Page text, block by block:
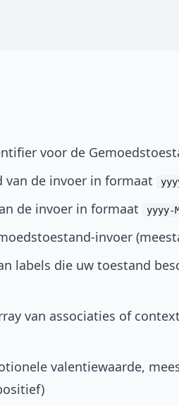
voor de
van de invoer in formaat
de invoer in formaat yyyy-
invoer
labels die uw toestand
van associaties of
valentiewaarde,